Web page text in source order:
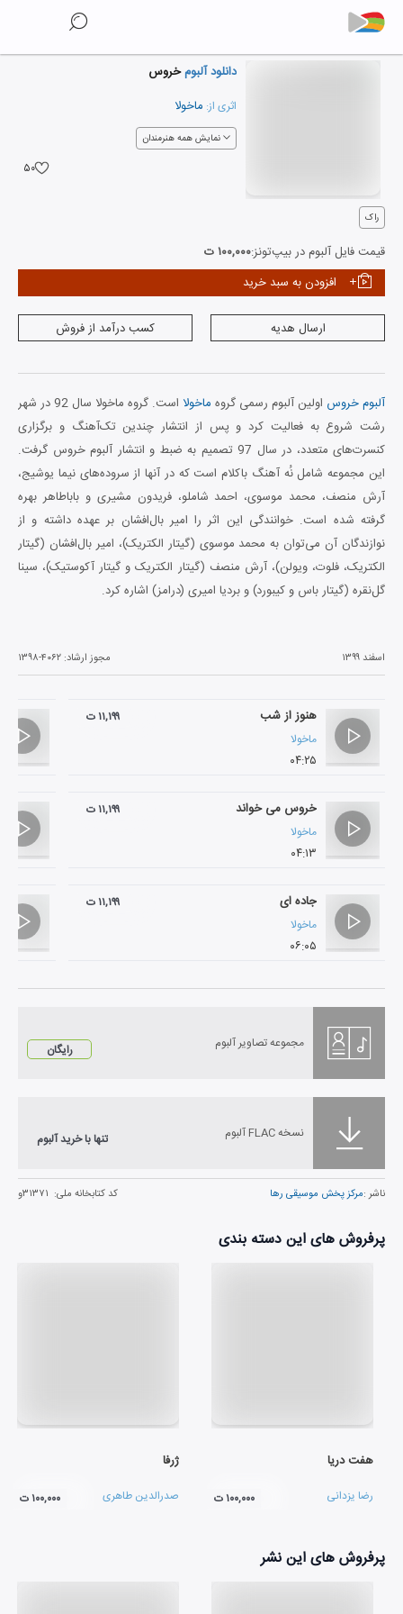
دانلود آلبومخروس
اثری از: ماخولا
نمایش همه هنرمندان
۵۰
راک
قیمت فایل آلبوم در بیپ‌تونز:۱۰۰,۰۰۰ ت
افزودن به سبد خرید
ارسال هدیه کسب درآمد از فروش
آلبوم خروس اولین آلبوم رسمی گروه ماخولا
است. گروه ماخولا سال 92 در شهر
رشت شروع به فعالیت کرد و پس از انتشار چندین تک‌آهنگ و برگزاری
کنسرت‌های متعدد، در سال 97 تصمیم به ضبط و انتشار آلبوم خروس گرفت.
این مجموعه شامل نُه آهنگ باکلام است که در آنها از سروده‌های نیما یوشیج،
آرش منصف، محمد موسوی، احمد شاملو، فریدون مشیری و باباطاهر بهره
گرفته شده است. خوانندگی این اثر را امیر بال‌افشان بر عهده داشته و از
نوازندگان آن می‌توان به محمد موسوی (گیتار الکتریک)، امیر بال‌افشان (گیتار
الکتریک، فلوت، ویولن)، آرش منصف (گیتار الکتریک و گیتار آکوستیک)، سینا
گل‌نقره (گیتار باس و کیبورد) و بردیا امیری (درامز) اشاره کرد.
اسفند ۱۳۹۹ مجوز ارشاد: ۱۳۹۸-۴۰۶۲
هنوز از شب
ماخولا
۰۴:۲۵
۱۱,۱۹۹ ت
خروس می خواند
ماخولا
۰۴:۱۳
۱۱,۱۹۹ ت
جاده ای
ماخولا
۰۶:۰۵
۱۱,۱۹۹ ت
مجموعه تصاویر آلبوم رایگان
نسخه FLAC آلبوم تنها با خرید آلبوم
ناشر :مرکز پخش موسیقی رها کد کتابخانه ملی: ۳۱۳۷۱و
پرفروش های این دسته بندی
هفت دریا
رضا یزدانی ۱۰۰,۰۰۰ ت
ژرفا
صدرالدین طاهری ۱۰۰,۰۰۰ ت
پرفروش های این نشر